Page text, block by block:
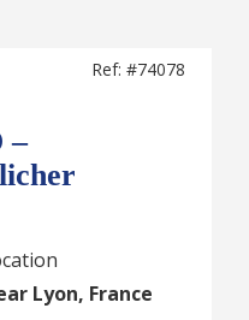
Ref: #74078
–
Lyon, France